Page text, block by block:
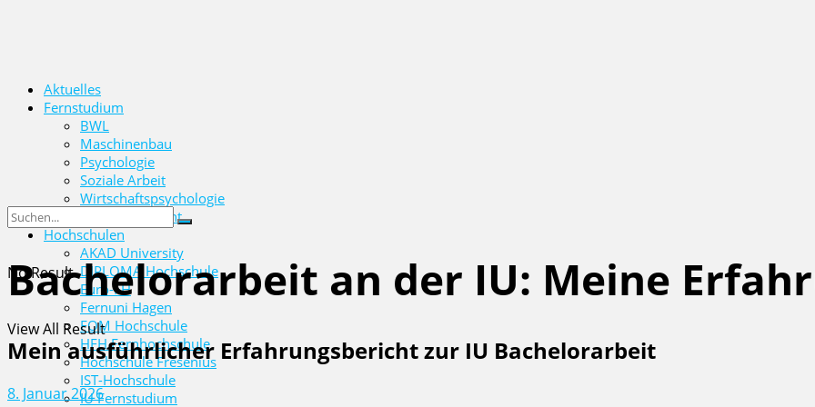
Aktuelles
Fernstudium
BWL
Maschinenbau
Psychologie
Soziale Arbeit
Wirtschaftspsychologie
Wirtschaftsrecht
Hochschulen
AKAD University
DIPLOMA Hochschule
Euro-FH
Fernuni Hagen
FOM Hochschule
HFH Fernhochschule
Hochschule Fresenius
IST-Hochschule
IU Fernstudium
No Result
View All Result
Bachelorarbeit an der IU: Meine
Mein ausführlicher Erfahrungsbericht zur IU Bachelorarbeit
8. Januar 2026